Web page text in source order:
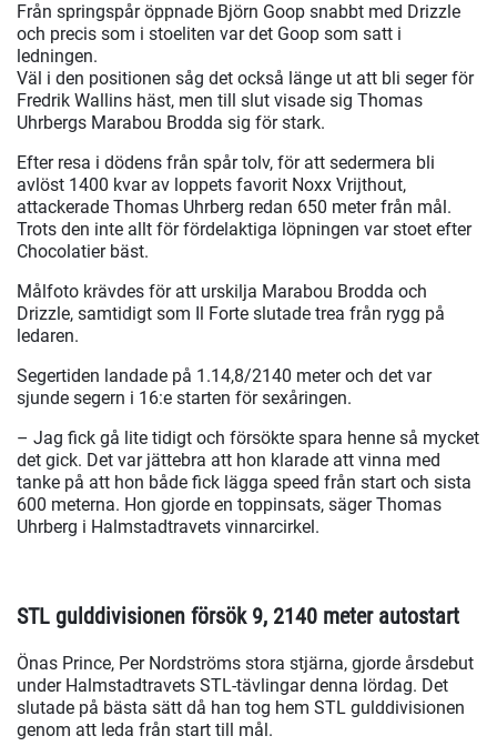
Från springspår öppnade Björn Goop snabbt med Drizzle
och precis som i stoeliten var det Goop som satt i
ledningen.
Väl i den positionen såg det också länge ut att bli seger för
Fredrik Wallins häst, men till slut visade sig Thomas
Uhrbergs Marabou Brodda sig för stark.
Efter resa i dödens från spår tolv, för att sedermera bli
avlöst 1400 kvar av loppets favorit Noxx Vrijthout,
attackerade Thomas Uhrberg redan 650 meter från mål.
Trots den inte allt för fördelaktiga löpningen var stoet efter
Chocolatier bäst.
Målfoto krävdes för att urskilja Marabou Brodda och
Drizzle, samtidigt som Il Forte slutade trea från rygg på
ledaren.
Segertiden landade på 1.14,8/2140 meter och det var
sjunde segern i 16:e starten för sexåringen.
– Jag fick gå lite tidigt och försökte spara henne så mycket
det gick. Det var jättebra att hon klarade att vinna med
tanke på att hon både fick lägga speed från start och sista
600 meterna. Hon gjorde en toppinsats, säger Thomas
Uhrberg i Halmstadtravets vinnarcirkel.
STL gulddivisionen försök 9, 2140 meter autostart
Önas Prince, Per Nordströms stora stjärna, gjorde årsdebut
under Halmstadtravets STL-tävlingar denna lördag. Det
slutade på bästa sätt då han tog hem STL gulddivisionen
genom att leda från start till mål.